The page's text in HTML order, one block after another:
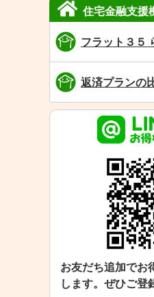
住宅金融支援
フラット３５
返済プランの
お友だち追加でお
します。ぜひご登